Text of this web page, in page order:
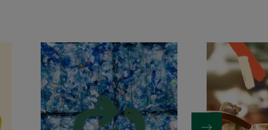
Descubrir
¿Reciclas
o
trabajas
como
un
Descubrir
¡Colgar
tus
plantas
no
puede